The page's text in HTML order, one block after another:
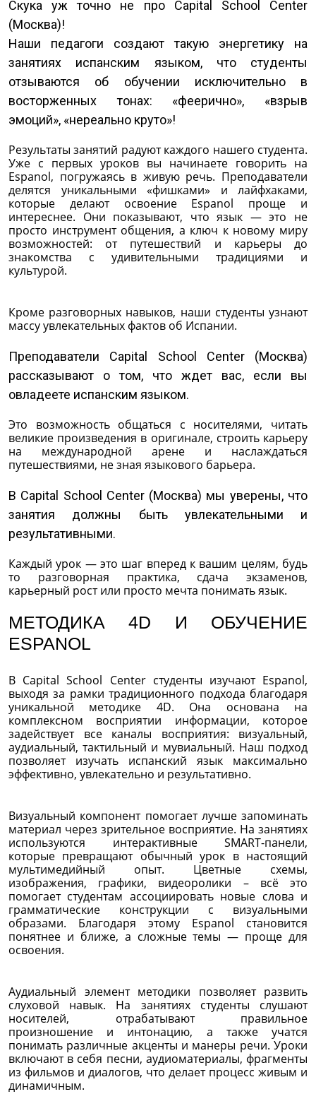
Скука уж точно не про Capital School Center
(Москва)!
Наши педагоги создают такую энергетику на
занятиях испанским языком, что студенты
отзываются об обучении исключительно в
восторженных тонах: «феерично», «взрыв
эмоций», «нереально круто»!
Результаты занятий радуют каждого нашего студента.
Уже с первых уроков вы начинаете говорить на
Espanol, погружаясь в живую речь. Преподаватели
делятся уникальными «фишками» и лайфхаками,
которые делают освоение Espanol проще и
интереснее. Они показывают, что язык — это не
просто инструмент общения, а ключ к новому миру
возможностей: от путешествий и карьеры до
знакомства с удивительными традициями и
культурой.
Кроме разговорных навыков, наши студенты узнают
массу увлекательных фактов об Испании.
Преподаватели Capital School Center (Москва)
рассказывают о том, что ждет вас, если вы
овладеете испанским языком.
Это возможность общаться с носителями, читать
великие произведения в оригинале, строить карьеру
на международной арене и наслаждаться
путешествиями, не зная языкового барьера.
В Capital School Center (Москва) мы уверены, что
занятия должны быть увлекательными и
результативными.
Каждый урок — это шаг вперед к вашим целям, будь
то разговорная практика, сдача экзаменов,
карьерный рост или просто мечта понимать язык.
МЕТОДИКА 4D И ОБУЧЕНИЕ
ESPANOL
В Capital School Center студенты изучают Espanol,
выходя за рамки традиционного подхода благодаря
уникальной методике 4D. Она основана на
комплексном восприятии информации, которое
задействует все каналы восприятия: визуальный,
аудиальный, тактильный и мувиальный. Наш подход
позволяет изучать испанский язык максимально
эффективно, увлекательно и результативно.
Визуальный компонент помогает лучше запоминать
материал через зрительное восприятие. На занятиях
используются интерактивные SMART-панели,
которые превращают обычный урок в настоящий
мультимедийный опыт. Цветные схемы,
изображения, графики, видеоролики – всё это
помогает студентам ассоциировать новые слова и
грамматические конструкции с визуальными
образами. Благодаря этому Espanol становится
понятнее и ближе, а сложные темы — проще для
освоения.
Аудиальный элемент методики позволяет развить
слуховой навык. На занятиях студенты слушают
носителей, отрабатывают правильное
произношение и интонацию, а также учатся
понимать различные акценты и манеры речи. Уроки
включают в себя песни, аудиоматериалы, фрагменты
из фильмов и диалогов, что делает процесс живым и
динамичным.